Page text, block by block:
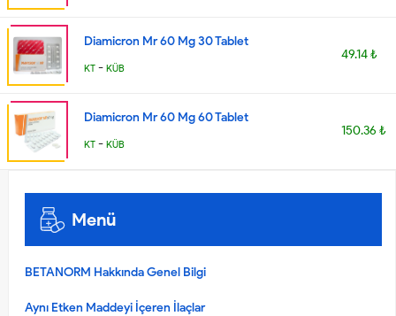
Diamicron Mr 60 Mg 30 Tablet
KT - KÜB
49.14 ₺
Diamicron Mr 60 Mg 60 Tablet
KT - KÜB
150.36 ₺
Menü
BETANORM Hakkında Genel Bilgi
Aynı Etken Maddeyi İçeren İlaçlar